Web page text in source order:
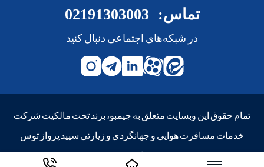
تماس: 02191303003
در شبکه‌های اجتماعی دنبال کنید
تمام حقوق این وبسایت متعلق به جیمبو، برند تحت مالکیت شرکت
خدمات مسافرت هوایی و جهانگردی و زیارتی سپید پرواز توس